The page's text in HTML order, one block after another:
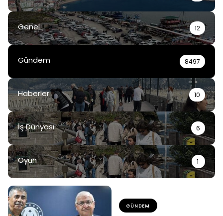
Genel 12
Gündem 8497
Haberler 10
İş Dünyası 6
Oyun 1
GÜNDEM